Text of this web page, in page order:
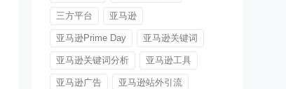
三方平台 亚马逊
亚马逊Prime Day 亚马逊关键词
亚马逊关键词分析 亚马逊工具
亚马逊广告 亚马逊站外引流